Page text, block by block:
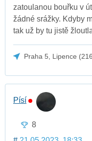
zatoulanou bouřku v
žádné srážky. Kdyby
tak už by tu jistě
Praha 5, Lipence
Písí
8